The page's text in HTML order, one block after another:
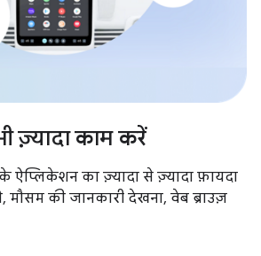
ज़्यादा काम करें
ऐप्लिकेशन का ज़्यादा से ज़्यादा फ़ायदा
की जानकारी देखना, वेब ब्राउज़